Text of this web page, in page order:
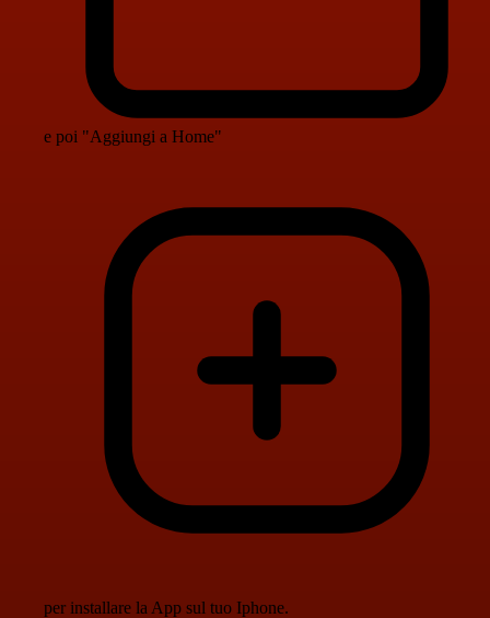
e poi "Aggiungi a Home"
per installare la App sul tuo Iphone.